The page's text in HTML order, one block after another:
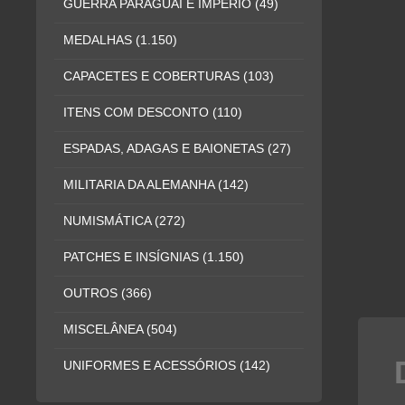
GUERRA PARAGUAI E IMPÉRIO (49)
MEDALHAS (1.150)
CAPACETES E COBERTURAS (103)
ITENS COM DESCONTO (110)
ESPADAS, ADAGAS E BAIONETAS (27)
MILITARIA DA ALEMANHA (142)
NUMISMÁTICA (272)
PATCHES E INSÍGNIAS (1.150)
OUTROS (366)
MISCELÂNEA (504)
UNIFORMES E ACESSÓRIOS (142)